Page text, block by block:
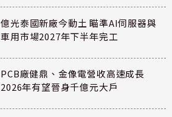
億光泰國新廠今動土 瞄準AI伺服器與
車用市場2027年下半年完工
PCB廠健鼎、金像電營收高速成長
2026年有望晉身千億元大戶